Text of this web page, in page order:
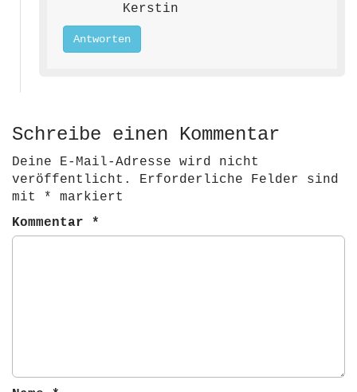
Kerstin
Antworten
Schreibe einen Kommentar
Deine E-Mail-Adresse wird nicht
veröffentlicht.
Erforderliche Felder sind
mit
*
markiert
Kommentar *